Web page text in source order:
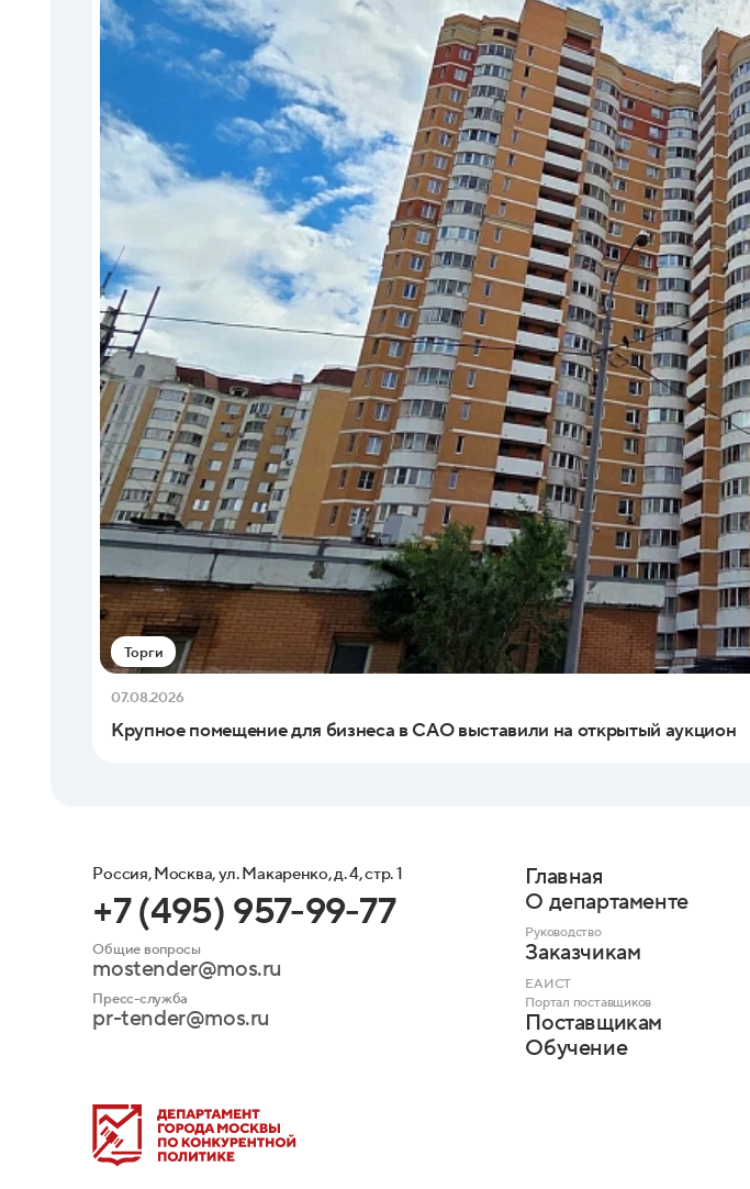
Торги
07.08.2026
Крупное помещение для бизнеса в САО выставили на открытый аукцион
Россия, Москва, ул. Макаренко, д. 4, стр. 1
+7 (495) 957-99-77
Общие вопросы
mostender@mos.ru
Пресс-служба
pr-tender@mos.ru
Главная
О департаменте
Руководство
Заказчикам
ЕАИСТ
Портал поставщиков
Поставщикам
Обучение